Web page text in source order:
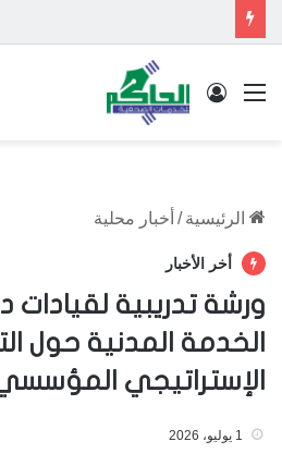
القائمة تسجيل الدخول
الرئيسية / أخبار محلية
أخر الأخبار
ورشة تدريبية لقيادات
الخدمة المدنية حول
الإستراتيجي
1 يوليو، 2026